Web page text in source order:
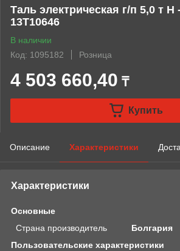
Таль электрическая г/п 5,0 т Н
13Т10646
В наличии
Код: 1095182
Розница
4 503 660,40 ₸
Купить
Описание Характеристики
Характеристики
Основные
Страна производитель
Болгария
Пользовательские характеристики